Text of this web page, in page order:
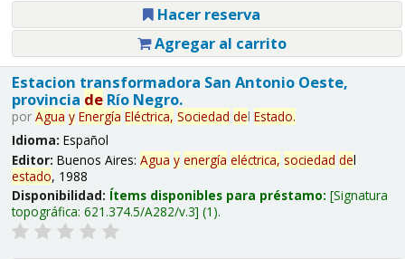
Hacer reserva
Agregar al carrito
Estacion transformadora San Antonio Oeste,
provincia deRío Negro.
por Agua y Energía Eléctrica, Sociedad del Estado.
Idioma: Español
Editor: Buenos Aires: Agua y energía eléctrica, sociedad del
estado, 1988
Disponibilidad: Ítems disponibles para préstamo: Signatura
topográfica: 621.374.5/A282/v.3 (1).